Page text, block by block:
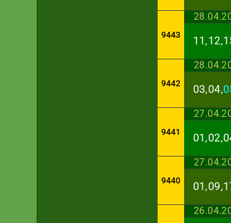
9443
9442 03,04,
9441
9440